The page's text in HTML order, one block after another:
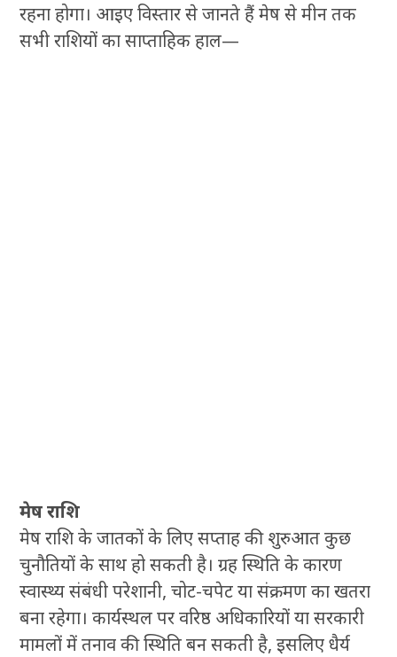
रहना होगा। आइए विस्तार से जानते हैं मेष से मीन तक
सभी राशियों का साप्ताहिक हाल—
मेष राशि
मेष राशि के जातकों के लिए सप्ताह की शुरुआत कुछ
चुनौतियों के साथ हो सकती है। ग्रह स्थिति के कारण
स्वास्थ्य संबंधी परेशानी, चोट-चपेट या संक्रमण का खतरा
बना रहेगा। कार्यस्थल पर वरिष्ठ अधिकारियों या सरकारी
मामलों में तनाव की स्थिति बन सकती है, इसलिए धैर्य